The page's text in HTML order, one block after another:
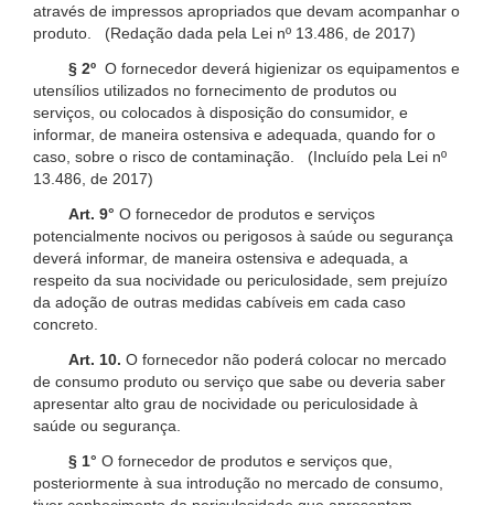
através de impressos apropriados que devam acompanhar o
produto. (Redação dada pela Lei nº 13.486, de 2017)
§ 2º O fornecedor deverá higienizar os equipamentos e
utensílios utilizados no fornecimento de produtos ou
serviços, ou colocados à disposição do consumidor, e
informar, de maneira ostensiva e adequada, quando for o
caso, sobre o risco de contaminação. (Incluído pela Lei nº
13.486, de 2017)
Art. 9° O fornecedor de produtos e serviços
potencialmente nocivos ou perigosos à saúde ou segurança
deverá informar, de maneira ostensiva e adequada, a
respeito da sua nocividade ou periculosidade, sem prejuízo
da adoção de outras medidas cabíveis em cada caso
concreto.
Art. 10. O fornecedor não poderá colocar no mercado
de consumo produto ou serviço que sabe ou deveria saber
apresentar alto grau de nocividade ou periculosidade à
saúde ou segurança.
§ 1° O fornecedor de produtos e serviços que,
posteriormente à sua introdução no mercado de consumo,